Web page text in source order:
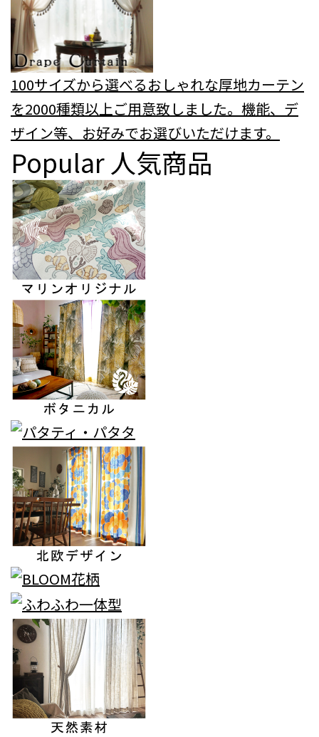
100サイズから選べるおしゃれな厚地カーテン
を2000種類以上ご用意致しました。機能、デ
ザイン等、お好みでお選びいただけます。
Popular 人気商品